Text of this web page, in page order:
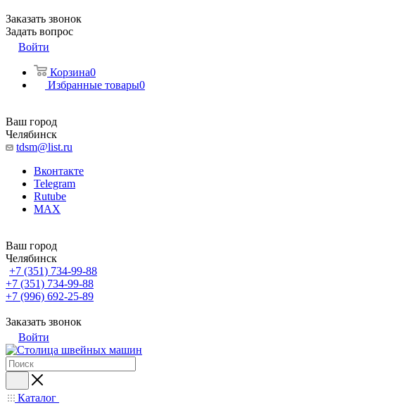
Заказать звонок
Задать вопрос
Войти
Корзина0
Избранные товары0
Ваш город
Челябинск
tdsm@list.ru
Вконтакте
Telegram
Rutube
MAX
Ваш город
Челябинск
+7 (351) 734-99-88
+7 (351) 734-99-88
+7 (996) 692-25-89
Заказать звонок
Войти
Каталог